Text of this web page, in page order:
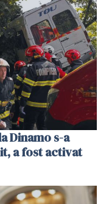
Dinamo s-a
a fost activat